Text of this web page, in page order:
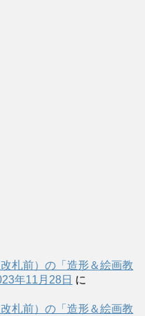
札前）の「造形＆絵画教
年11月28日 に
札前）の「造形＆絵画教